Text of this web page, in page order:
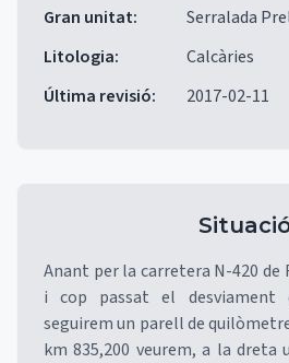
Gran unitat:
Serralada
Litologia:
Calcàries
Última revisió: 2017-02-11
Anant per la carretera N-420 de
i cop passat el desviament
seguirem un parell de
km 835,200 veurem, a la dreta